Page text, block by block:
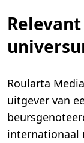
Roularta
uitgever van
internationaal